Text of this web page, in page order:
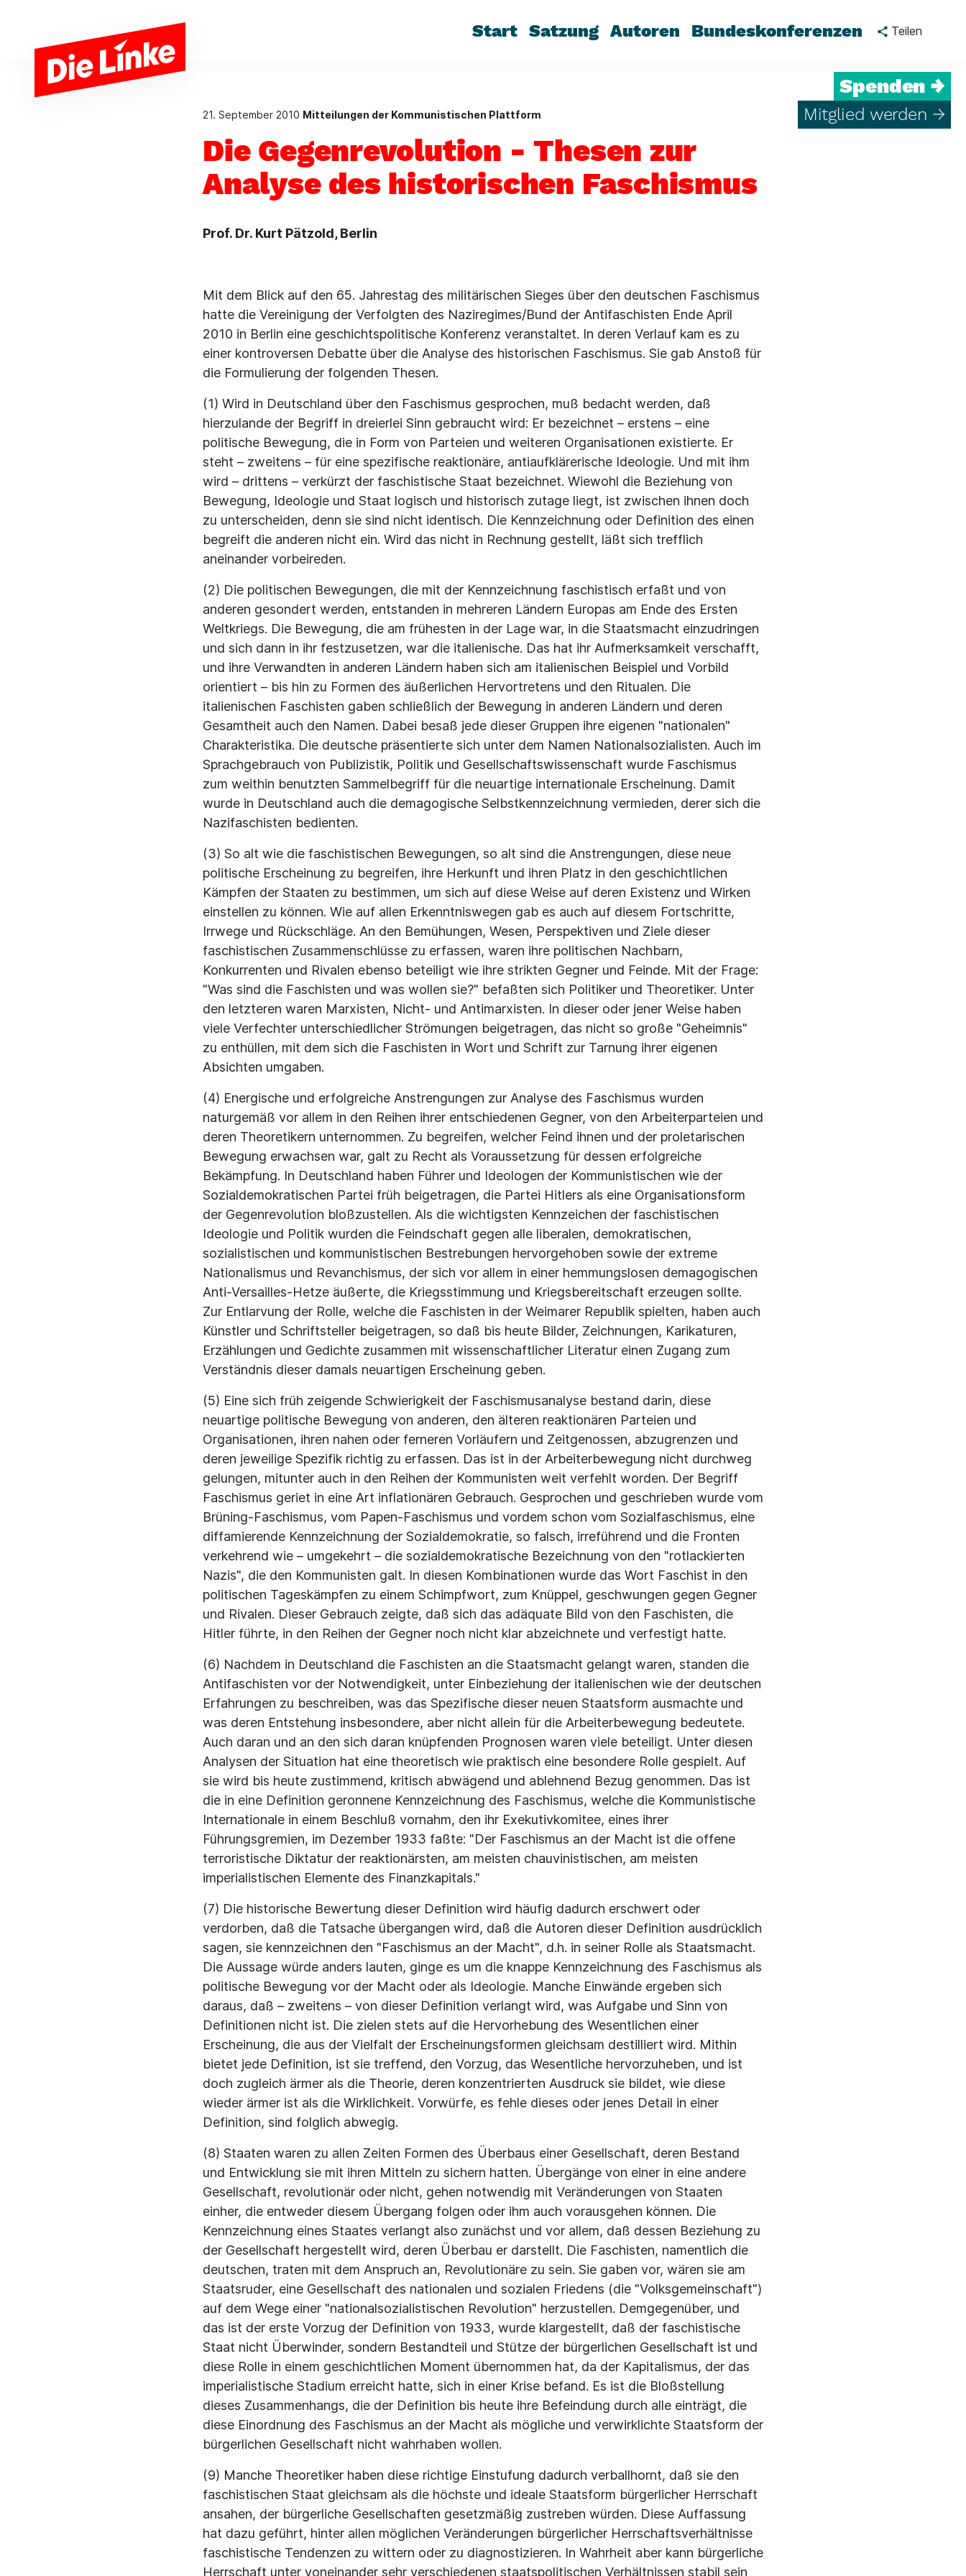
Start Satzung Autoren Bundeskonferenzen Teilen
Spenden →
Mitglied werden →
21. September 2010 Mitteilungen der Kommunistischen Plattform
Die Gegenrevolution - Thesen zur
Analyse des historischen Faschismus
Prof. Dr. Kurt Pätzold, Berlin
Mit dem Blick auf den 65. Jahrestag des militärischen Sieges über den deutschen Faschismus
hatte die Vereinigung der Verfolgten des Naziregimes/Bund der Antifaschisten Ende April
2010 in Berlin eine geschichtspolitische Konferenz veranstaltet. In deren Verlauf kam es zu
einer kontroversen Debatte über die Analyse des historischen Faschismus. Sie gab Anstoß für
die Formulierung der folgenden Thesen.
(1) Wird in Deutschland über den Faschismus gesprochen, muß bedacht werden, daß
hierzulande der Begriff in dreierlei Sinn gebraucht wird: Er bezeichnet – erstens – eine
politische Bewegung, die in Form von Parteien und weiteren Organisationen existierte. Er
steht – zweitens – für eine spezifische reaktionäre, antiaufklärerische Ideologie. Und mit ihm
wird – drittens – verkürzt der faschistische Staat bezeichnet. Wiewohl die Beziehung von
Bewegung, Ideologie und Staat logisch und historisch zutage liegt, ist zwischen ihnen doch
zu unterscheiden, denn sie sind nicht identisch. Die Kennzeichnung oder Definition des einen
begreift die anderen nicht ein. Wird das nicht in Rechnung gestellt, läßt sich trefflich
aneinander vorbeireden.
(2) Die politischen Bewegungen, die mit der Kennzeichnung faschistisch erfaßt und von
anderen gesondert werden, entstanden in mehreren Ländern Europas am Ende des Ersten
Weltkriegs. Die Bewegung, die am frühesten in der Lage war, in die Staatsmacht einzudringen
und sich dann in ihr festzusetzen, war die italienische. Das hat ihr Aufmerksamkeit verschafft,
und ihre Verwandten in anderen Ländern haben sich am italienischen Beispiel und Vorbild
orientiert – bis hin zu Formen des äußerlichen Hervortretens und den Ritualen. Die
italienischen Faschisten gaben schließlich der Bewegung in anderen Ländern und deren
Gesamtheit auch den Namen. Dabei besaß jede dieser Gruppen ihre eigenen "nationalen"
Charakteristika. Die deutsche präsentierte sich unter dem Namen Nationalsozialisten. Auch im
Sprachgebrauch von Publizistik, Politik und Gesellschaftswissenschaft wurde Faschismus
zum weithin benutzten Sammelbegriff für die neuartige internationale Erscheinung. Damit
wurde in Deutschland auch die demagogische Selbstkennzeichnung vermieden, derer sich die
Nazifaschisten bedienten.
(3) So alt wie die faschistischen Bewegungen, so alt sind die Anstrengungen, diese neue
politische Erscheinung zu begreifen, ihre Herkunft und ihren Platz in den geschichtlichen
Kämpfen der Staaten zu bestimmen, um sich auf diese Weise auf deren Existenz und Wirken
einstellen zu können. Wie auf allen Erkenntniswegen gab es auch auf diesem Fortschritte,
Irrwege und Rückschläge. An den Bemühungen, Wesen, Perspektiven und Ziele dieser
faschistischen Zusammenschlüsse zu erfassen, waren ihre politischen Nachbarn,
Konkurrenten und Rivalen ebenso beteiligt wie ihre strikten Gegner und Feinde. Mit der Frage:
"Was sind die Faschisten und was wollen sie?" befaßten sich Politiker und Theoretiker. Unter
den letzteren waren Marxisten, Nicht- und Antimarxisten. In dieser oder jener Weise haben
viele Verfechter unterschiedlicher Strömungen beigetragen, das nicht so große "Geheimnis"
zu enthüllen, mit dem sich die Faschisten in Wort und Schrift zur Tarnung ihrer eigenen
Absichten umgaben.
(4) Energische und erfolgreiche Anstrengungen zur Analyse des Faschismus wurden
naturgemäß vor allem in den Reihen ihrer entschiedenen Gegner, von den Arbeiterparteien und
deren Theoretikern unternommen. Zu begreifen, welcher Feind ihnen und der proletarischen
Bewegung erwachsen war, galt zu Recht als Voraussetzung für dessen erfolgreiche
Bekämpfung. In Deutschland haben Führer und Ideologen der Kommunistischen wie der
Sozialdemokratischen Partei früh beigetragen, die Partei Hitlers als eine Organisationsform
der Gegenrevolution bloßzustellen. Als die wichtigsten Kennzeichen der faschistischen
Ideologie und Politik wurden die Feindschaft gegen alle liberalen, demokratischen,
sozialistischen und kommunistischen Bestrebungen hervorgehoben sowie der extreme
Nationalismus und Revanchismus, der sich vor allem in einer hemmungslosen demagogischen
Anti-Versailles-Hetze äußerte, die Kriegsstimmung und Kriegsbereitschaft erzeugen sollte.
Zur Entlarvung der Rolle, welche die Faschisten in der Weimarer Republik spielten, haben auch
Künstler und Schriftsteller beigetragen, so daß bis heute Bilder, Zeichnungen, Karikaturen,
Erzählungen und Gedichte zusammen mit wissenschaftlicher Literatur einen Zugang zum
Verständnis dieser damals neuartigen Erscheinung geben.
(5) Eine sich früh zeigende Schwierigkeit der Faschismusanalyse bestand darin, diese
neuartige politische Bewegung von anderen, den älteren reaktionären Parteien und
Organisationen, ihren nahen oder ferneren Vorläufern und Zeitgenossen, abzugrenzen und
deren jeweilige Spezifik richtig zu erfassen. Das ist in der Arbeiterbewegung nicht durchweg
gelungen, mitunter auch in den Reihen der Kommunisten weit verfehlt worden. Der Begriff
Faschismus geriet in eine Art inflationären Gebrauch. Gesprochen und geschrieben wurde vom
Brüning-Faschismus, vom Papen-Faschismus und vordem schon vom Sozialfaschismus, eine
diffamierende Kennzeichnung der Sozialdemokratie, so falsch, irreführend und die Fronten
verkehrend wie – umgekehrt – die sozialdemokratische Bezeichnung von den "rotlackierten
Nazis", die den Kommunisten galt. In diesen Kombinationen wurde das Wort Faschist in den
politischen Tageskämpfen zu einem Schimpfwort, zum Knüppel, geschwungen gegen Gegner
und Rivalen. Dieser Gebrauch zeigte, daß sich das adäquate Bild von den Faschisten, die
Hitler führte, in den Reihen der Gegner noch nicht klar abzeichnete und verfestigt hatte.
(6) Nachdem in Deutschland die Faschisten an die Staatsmacht gelangt waren, standen die
Antifaschisten vor der Notwendigkeit, unter Einbeziehung der italienischen wie der deutschen
Erfahrungen zu beschreiben, was das Spezifische dieser neuen Staatsform ausmachte und
was deren Entstehung insbesondere, aber nicht allein für die Arbeiterbewegung bedeutete.
Auch daran und an den sich daran knüpfenden Prognosen waren viele beteiligt. Unter diesen
Analysen der Situation hat eine theoretisch wie praktisch eine besondere Rolle gespielt. Auf
sie wird bis heute zustimmend, kritisch abwägend und ablehnend Bezug genommen. Das ist
die in eine Definition geronnene Kennzeichnung des Faschismus, welche die Kommunistische
Internationale in einem Beschluß vornahm, den ihr Exekutivkomitee, eines ihrer
Führungsgremien, im Dezember 1933 faßte: "Der Faschismus an der Macht ist die offene
terroristische Diktatur der reaktionärsten, am meisten chauvinistischen, am meisten
imperialistischen Elemente des Finanzkapitals."
(7) Die historische Bewertung dieser Definition wird häufig dadurch erschwert oder
verdorben, daß die Tatsache übergangen wird, daß die Autoren dieser Definition ausdrücklich
sagen, sie kennzeichnen den "Faschismus an der Macht", d.h. in seiner Rolle als Staatsmacht.
Die Aussage würde anders lauten, ginge es um die knappe Kennzeichnung des Faschismus als
politische Bewegung vor der Macht oder als Ideologie. Manche Einwände ergeben sich
daraus, daß – zweitens – von dieser Definition verlangt wird, was Aufgabe und Sinn von
Definitionen nicht ist. Die zielen stets auf die Hervorhebung des Wesentlichen einer
Erscheinung, die aus der Vielfalt der Erscheinungsformen gleichsam destilliert wird. Mithin
bietet jede Definition, ist sie treffend, den Vorzug, das Wesentliche hervorzuheben, und ist
doch zugleich ärmer als die Theorie, deren konzentrierten Ausdruck sie bildet, wie diese
wieder ärmer ist als die Wirklichkeit. Vorwürfe, es fehle dieses oder jenes Detail in einer
Definition, sind folglich abwegig.
(8) Staaten waren zu allen Zeiten Formen des Überbaus einer Gesellschaft, deren Bestand
und Entwicklung sie mit ihren Mitteln zu sichern hatten. Übergänge von einer in eine andere
Gesellschaft, revolutionär oder nicht, gehen notwendig mit Veränderungen von Staaten
einher, die entweder diesem Übergang folgen oder ihm auch vorausgehen können. Die
Kennzeichnung eines Staates verlangt also zunächst und vor allem, daß dessen Beziehung zu
der Gesellschaft hergestellt wird, deren Überbau er darstellt. Die Faschisten, namentlich die
deutschen, traten mit dem Anspruch an, Revolutionäre zu sein. Sie gaben vor, wären sie am
Staatsruder, eine Gesellschaft des nationalen und sozialen Friedens (die "Volksgemeinschaft")
auf dem Wege einer "nationalsozialistischen Revolution" herzustellen. Demgegenüber, und
das ist der erste Vorzug der Definition von 1933, wurde klargestellt, daß der faschistische
Staat nicht Überwinder, sondern Bestandteil und Stütze der bürgerlichen Gesellschaft ist und
diese Rolle in einem geschichtlichen Moment übernommen hat, da der Kapitalismus, der das
imperialistische Stadium erreicht hatte, sich in einer Krise befand. Es ist die Bloßstellung
dieses Zusammenhangs, die der Definition bis heute ihre Befeindung durch alle einträgt, die
diese Einordnung des Faschismus an der Macht als mögliche und verwirklichte Staatsform der
bürgerlichen Gesellschaft nicht wahrhaben wollen.
(9) Manche Theoretiker haben diese richtige Einstufung dadurch verballhornt, daß sie den
faschistischen Staat gleichsam als die höchste und ideale Staatsform bürgerlicher Herrschaft
ansahen, der bürgerliche Gesellschaften gesetzmäßig zustreben würden. Diese Auffassung
hat dazu geführt, hinter allen möglichen Veränderungen bürgerlicher Herrschaftsverhältnisse
faschistische Tendenzen zu wittern oder zu diagnostizieren. In Wahrheit aber kann bürgerliche
Herrschaft unter voneinander sehr verschiedenen staatspolitischen Verhältnissen stabil sein